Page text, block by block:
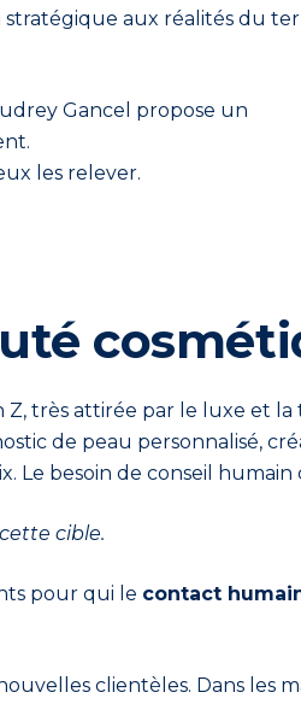
aux réalités du
Gancel propose un
les relever.
très attirée par le luxe et la
de peau personnalisé,
Le besoin de conseil humain
cible.
pour qui le contact
clientèles. Dans les